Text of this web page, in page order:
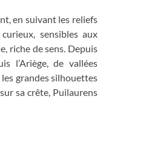
en suivant les reliefs
sensibles aux
riche de sens. Depuis
l’Ariège, de vallées
grandes silhouettes
sa crête, Puilaurens
s’élève enfin
fort où l’altitude, le
itinérance chargée